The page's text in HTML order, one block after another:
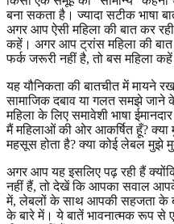
बना सकता है। ज्यादा सटीक भाषा
अगर आप ऐसी महिला की बात कर
कहें। अगर आप ट्रांस महिला की
फर्क जरूरी नहीं है, तो बस महिला
यह यौनिकता की बातचीत में मायने
सामाजिक दबाव या गलत समझे
महिला के लिए समावेशी भाषा
मैं महिलाओं की ओर आकर्षित हूँ?
महसूस होता है? क्या कोई लेबल मुझे
अगर आप यह इसलिए पढ़ रही हैं
नहीं हैं, तो देखें कि आपका सवाल
में, लेबलों के साथ आपकी सहजता के
के बारे में। ये बातें भावनात्मक रूप